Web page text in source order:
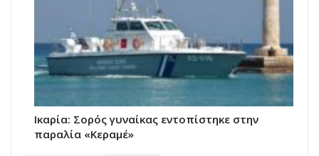
Ικαρία: Σορός γυναίκας εντοπίστηκε στην
παραλία «Κεραμέ»